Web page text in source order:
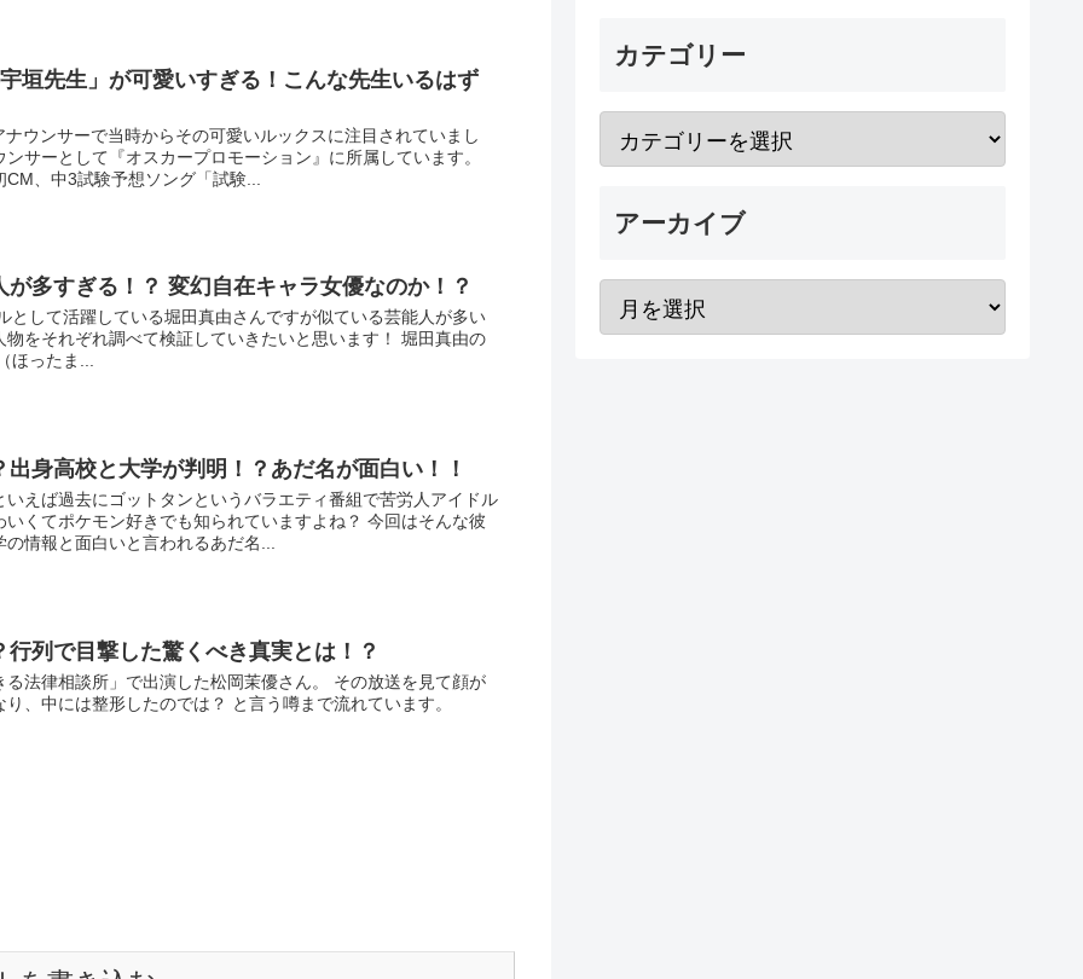
垣先生」が可愛いすぎる！こんな先生いるはず
ウンサーで当時からその可愛いルックスに注目されていまし
サーとして『オスカープロモーション』に所属しています。
、中3試験予想ソング「試験...
多すぎる！？ 変幻自在キャラ女優なのか！？
として活躍している堀田真由さんですが似ている芸能人が多い
物をそれぞれ調べて検証していきたいと思います！ 堀田真由の
ほったま...
身高校と大学が判明！？あだ名が面白い！！
えば過去にゴットタンというバラエティ番組で苦労人アイドル
くてポケモン好きでも知られていますよね？ 今回はそんな彼
情報と面白いと言われるあだ名...
列で目撃した驚くべき真実とは！？
る法律相談所」で出演した松岡茉優さん。 その放送を見て顔が
、中には整形したのでは？ と言う噂まで流れています。
カテゴリー
アーカイブ